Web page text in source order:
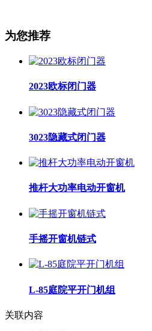
为您推荐
2023欧标闭门器
3023隐藏式闭门器
推杆大功率电动开窗机
手摇开窗机链式
L-85庭院平开门机组
关联内容